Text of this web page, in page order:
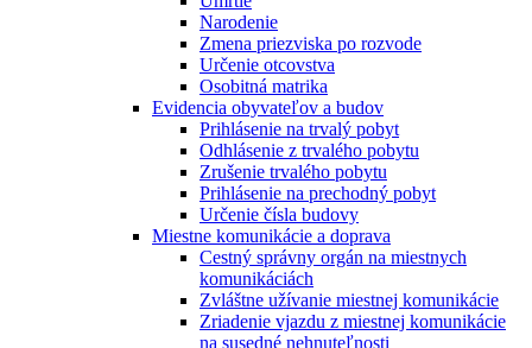
Narodenie
Zmena priezviska po rozvode
Určenie otcovstva
Osobitná matrika
Evidencia obyvateľov a budov
Prihlásenie na trvalý pobyt
Odhlásenie z trvalého pobytu
Zrušenie trvalého pobytu
Prihlásenie na prechodný pobyt
Určenie čísla budovy
Miestne komunikácie a doprava
Cestný správny orgán na miestnych
komunikáciách
Zvláštne užívanie miestnej komunikácie
Zriadenie vjazdu z miestnej komunikácie
na susedné nehnuteľnosti